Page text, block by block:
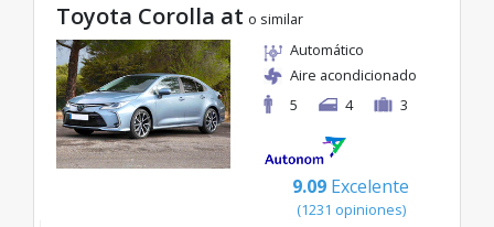
Toyota Corolla at o similar
Automático
Aire acondicionado
5
4 3
9.09 Excelente
(1231 opiniones)